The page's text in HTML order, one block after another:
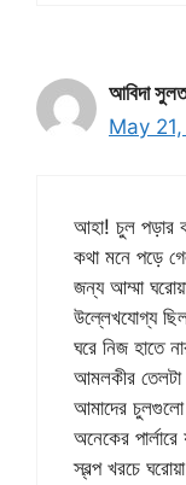
আবিদা
May
আহা! চুল পড়ার
কথা মনে পড়ে
জন্য আম্মা
উল্লেখযোগ্য
ঘরে নিজ হাতে
আমলকীর
আমাদের
অনেকের
স্বল্প খরচে